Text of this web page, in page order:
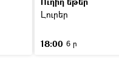
Լուրեր
18:00 6 ր